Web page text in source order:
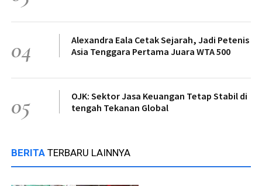
04
Alexandra Eala Cetak Sejarah, Jadi Petenis
Asia Tenggara Pertama Juara WTA 500
05
OJK: Sektor Jasa Keuangan Tetap Stabil di
tengah Tekanan Global
BERITA TERBARU LAINNYA